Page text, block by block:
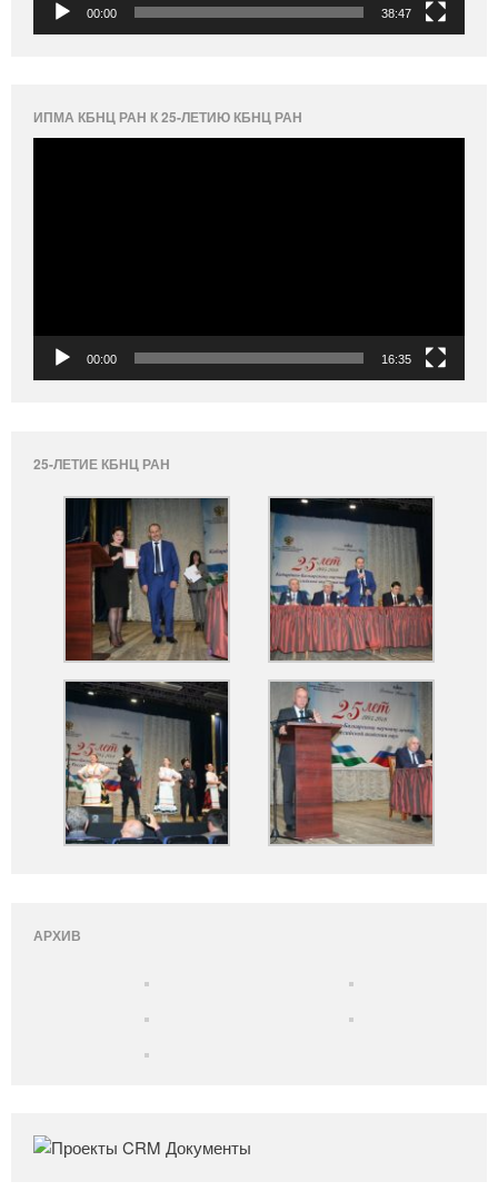
00:00 38:47
ИПМА КБНЦ РАН К 25-ЛЕТИЮ КБНЦ РАН
00:00 16:35
25-ЛЕТИЕ КБНЦ РАН
АРХИВ